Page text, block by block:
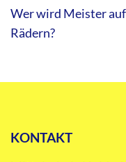
Wer wird Meister
Rädern?
KONTAKT